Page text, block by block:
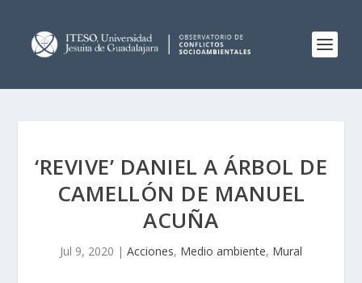
‘REVIVE’ DANIEL A ÁRBOL DE
CAMELLÓN DE MANUEL
ACUÑA
Jul 9, 2020 | Acciones, Medio ambiente, Mural